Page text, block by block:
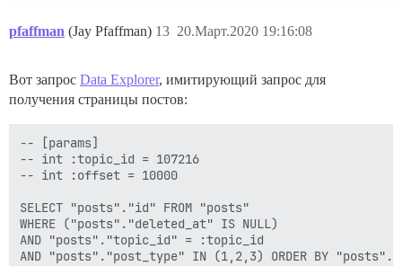
pfaffman (Jay Pfaffman) 20.Март.2020 19:16:08
13
Вот запрос Data Explorer, имитирующий запрос для
получения страницы постов:
-- [params]
-- int :topic_id = 107216
-- int :offset = 10000
SELECT "posts"."id" FROM "posts"
WHERE ("posts"."deleted_at" IS NULL)
AND "posts"."topic_id" = :topic_id
AND "posts"."post_type" IN (1,2,3) ORDER BY